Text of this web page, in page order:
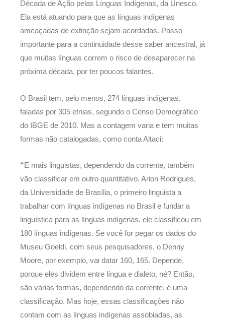
Década de Ação pelas Línguas Indígenas, da Unesco.
Ela está atuando para que as línguas indígenas
ameaçadas de extinção sejam acordadas. Passo
importante para a continuidade desse saber ancestral, já
que muitas línguas correm o risco de desaparecer na
próxima década, por ter poucos falantes.
O Brasil tem, pelo menos, 274 línguas indígenas,
faladas por 305 etnias, segundo o Censo Demográfico
do IBGE de 2010. Mas a contagem varia e tem muitas
formas não catalogadas, como conta Altaci:
“E mais linguistas, dependendo da corrente, também
vão classificar em outro quantitativo. Arion Rodrigues,
da Universidade de Brasília, o primeiro linguista a
trabalhar com línguas indígenas no Brasil e fundar a
linguística para as línguas indígenas, ele classificou em
180 línguas indígenas. Se você for pegar os dados do
Museu Goeldi, com seus pesquisadores, o Denny
Moore, por exemplo, vai datar 160, 165. Depende,
porque eles dividem entre língua e dialeto, né? Então,
são várias formas, dependendo da corrente, é uma
classificação. Mas hoje, essas classificações não
contam com as línguas indígenas assobiadas, as